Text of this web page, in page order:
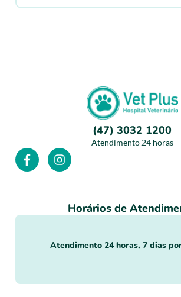
(47) 3032 1200
Atendimento 24 horas
Horários de
Atendimento 24 horas, 7 dias